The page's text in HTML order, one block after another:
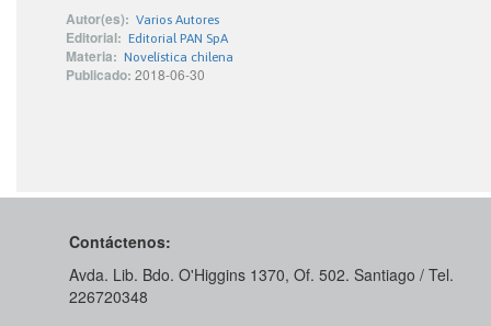
Autor(es): Varios Autores
Editorial: Editorial PAN SpA
Materia: Novelística chilena
Publicado: 2018-06-30
Contáctenos:
Avda. Lib. Bdo. O'Higgins 1370, Of. 502. Santiago / Tel.
226720348